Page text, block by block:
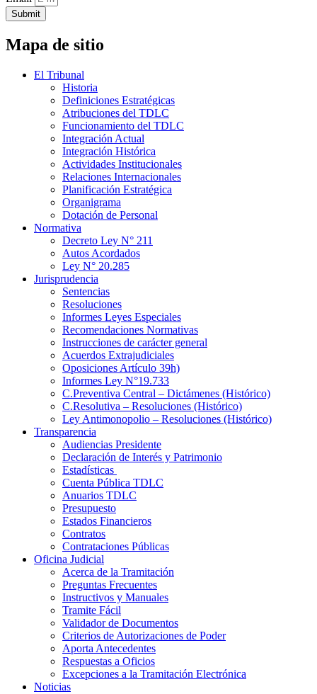
Submit
Mapa de sitio
El Tribunal
Historia
Definiciones Estratégicas
Atribuciones del TDLC
Funcionamiento del TDLC
Integración Actual
Integración Histórica
Actividades Institucionales
Relaciones Internacionales
Planificación Estratégica
Organigrama
Dotación de Personal
Normativa
Decreto Ley N° 211
Autos Acordados
Ley N° 20.285
Jurisprudencia
Sentencias
Resoluciones
Informes Leyes Especiales
Recomendaciones Normativas
Instrucciones de carácter general
Acuerdos Extrajudiciales
Oposiciones Artículo 39h)
Informes Ley N°19.733
C.Preventiva Central – Dictámenes (Histórico)
C.Resolutiva – Resoluciones (Histórico)
Ley Antimonopolio – Resoluciones (Histórico)
Transparencia
Audiencias Presidente
Declaración de Interés y Patrimonio
Estadísticas
Cuenta Pública TDLC
Anuarios TDLC
Presupuesto
Estados Financieros
Contratos
Contrataciones Públicas
Oficina Judicial
Acerca de la Tramitación
Preguntas Frecuentes
Instructivos y Manuales
Tramite Fácil
Validador de Documentos
Criterios de Autorizaciones de Poder
Aporta Antecedentes
Respuestas a Oficios
Excepciones a la Tramitación Electrónica
Noticias